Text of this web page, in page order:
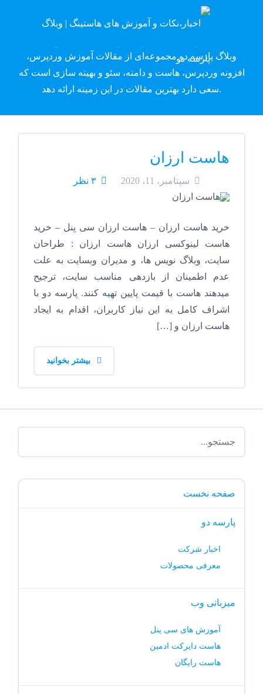
وبلاگ پارسه دِو
وبلاگ پارسه دو مجموعه‌ای از مقالات آموزش وردپرس،
افزونه وردپرس، هاست و دامنه، سئو و بهینه سازی است که
سعی دارد بهترین مقالات در این زمینه ارائه دهد.
هاست ارزان
سپتامبر، 11، 2020 ۳ نظر
خرید هاست ارزان – هاست ارزان سی پنل – خرید
هاست لینوکسی ارزان هاست ارزان : طراحان
سایت، وبلاگ نویس ها، و مدیران وبسایت به علت
عدم اطمینان از بازدهی مناسب سایت، ترجیح
میدهند هاست با قیمت پایین تهیه کنند. پارسه دو با
اشراف کامل به این نیاز کاربران، اقدام به ایجاد
هاست ارزان و […]
صفحه نخست
پارسه دو
اخبار شرکت
معرفی محصولات
میزبانی وب
آموزش های سی پنل
هاست دایرکت ادمین
هاست رایگان